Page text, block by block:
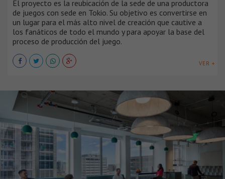
El proyecto es la reubicación de la sede de una productora
de juegos con sede en Tokio. Su objetivo es convertirse en
un lugar para el más alto nivel de creación que cautive a
los fanáticos de todo el mundo y para apoyar la base del
proceso de producción del juego.
VER +